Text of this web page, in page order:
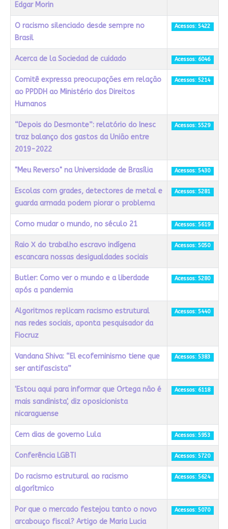
Edgar Morin
O racismo silenciado desde sempre no
Brasil
Acessos: 5422
Acerca de la Sociedad de cuidado Acessos: 6046
Comitê expressa preocupações em relação
ao PPDDH ao Ministério dos Direitos
Humanos
Acessos: 5214
“Depois do Desmonte”: relatório do Inesc
traz balanço dos gastos da União entre
2019-2022
Acessos: 5529
"Meu Reverso" na Universidade de Brasília Acessos: 5430
Escolas com grades, detectores de metal e
guarda armada podem piorar o problema
Acessos: 5281
Como mudar o mundo, no século 21 Acessos: 5619
Raio X do trabalho escravo indígena
escancara nossas desigualdades sociais
Acessos: 5050
Butler: Como ver o mundo e a liberdade
após a pandemia
Acessos: 5280
Algoritmos replicam racismo estrutural
nas redes sociais, aponta pesquisador da
Fiocruz
Acessos: 5440
Vandana Shiva: “El ecofeminismo tiene que
ser antifascista”
Acessos: 5383
'Estou aqui para informar que Ortega não é
mais sandinista', diz oposicionista
nicaraguense
Acessos: 6118
Cem dias de governo Lula Acessos: 5953
Conferência LGBTI Acessos: 5720
Do racismo estrutural ao racismo
algorítmico
Acessos: 5624
Por que o mercado festejou tanto o novo
arcabouço fiscal? Artigo de Maria Lucia
Acessos: 5070